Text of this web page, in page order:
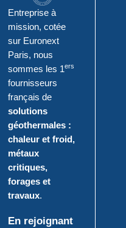
Entreprise à
mission, cotée
sur Euronext
Paris, nous
sommes les 1ers
fournisseurs
français de
solutions
géothermales :
chaleur et froid,
métaux
critiques,
forages et
travaux.
En rejoignant